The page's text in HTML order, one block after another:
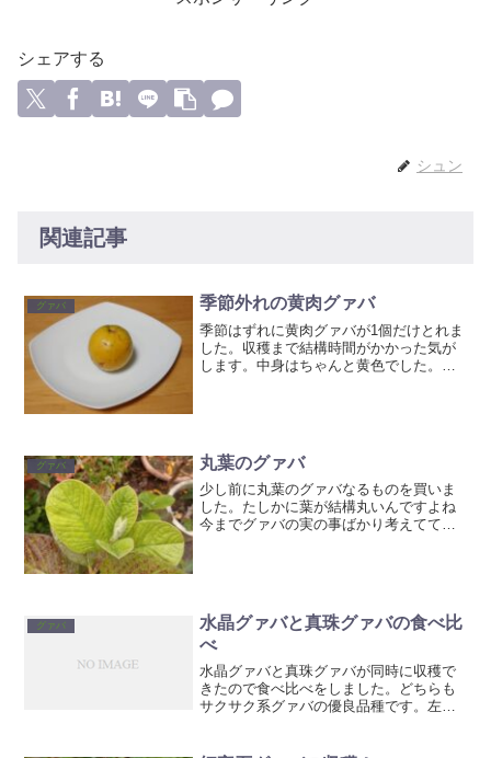
シェアする
シュン
関連記事
グァバ 季節外れの黄肉グァバ
季節はずれに黄肉グァバが1個だけとれま
した。収穫まで結構時間がかかった気が
します。中身はちゃんと黄色でした。た
グァバ 丸葉のグァバ
少し前に丸葉のグァバなるものを買いま
した。たしかに葉が結構丸いんですよね
今までグァバの実の事ばかり考えてて、
グァバ
水晶グァバと真珠グァバの食べ比
べ
水晶グァバと真珠グァバが同時に収穫で
きたので食べ比べをしました。どちらも
サクサク系グァバの優良品種です。左）